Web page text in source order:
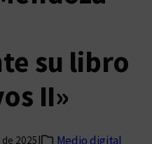
su libro
II»
2025 | Medio digital